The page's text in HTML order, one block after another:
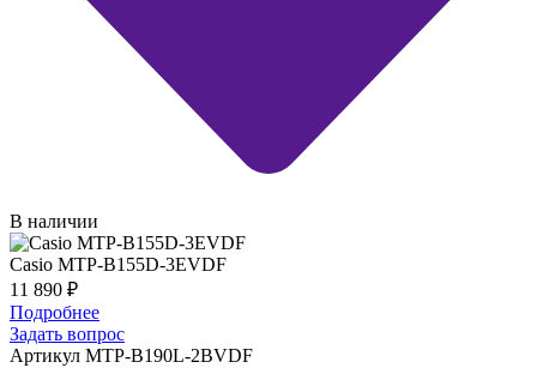
В наличии
Casio MTP-B155D-3EVDF
11 890 ₽
Подробнее
Задать вопрос
Артикул MTP-B190L-2BVDF